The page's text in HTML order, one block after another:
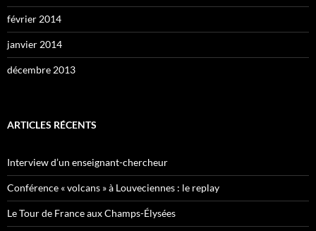
février 2014
janvier 2014
décembre 2013
ARTICLES RÉCENTS
Interview d’un enseignant-chercheur
Conférence « volcans » à Louveciennes : le replay
Le Tour de France aux Champs-Élysées